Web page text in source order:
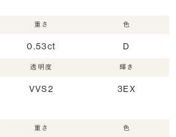
重さ
0.53ct
色
D
透明度
VVS2
輝き
3EX
重さ 色